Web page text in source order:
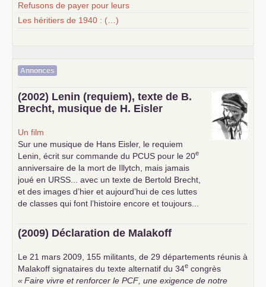
Refusons de payer pour leurs
Les héritiers de 1940 : (…)
Annonces
(2002) Lenin (requiem), texte de B.
Brecht, musique de H. Eisler
Un film
Sur une musique de Hans Eisler, le requiem
Lenin, écrit sur commande du PCUS pour le 20e
anniversaire de la mort de Illytch, mais jamais
joué en URSS ... avec un texte de Bertold Brecht,
et des images d’hier et aujourd’hui de ces luttes
de classes qui font l’histoire encore et toujours...
(2009) Déclaration de Malakoff
Le 21 mars 2009, 155 militants, de 29 départements réunis à
Malakoff signataires du texte alternatif du 34e congrès
«Faire vivre et renforcer le PCF , une exigence de notre